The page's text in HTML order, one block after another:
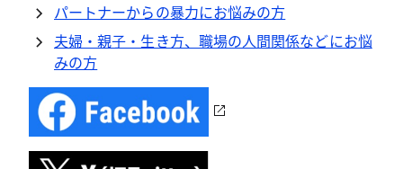
パートナーからの暴力にお悩みの方
夫婦・親子・生き方、職場の人間関係などにお悩
みの方